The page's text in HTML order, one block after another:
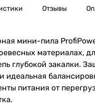
Отзывы
мини-пила
материалах,
глубокой закалки.
питания от